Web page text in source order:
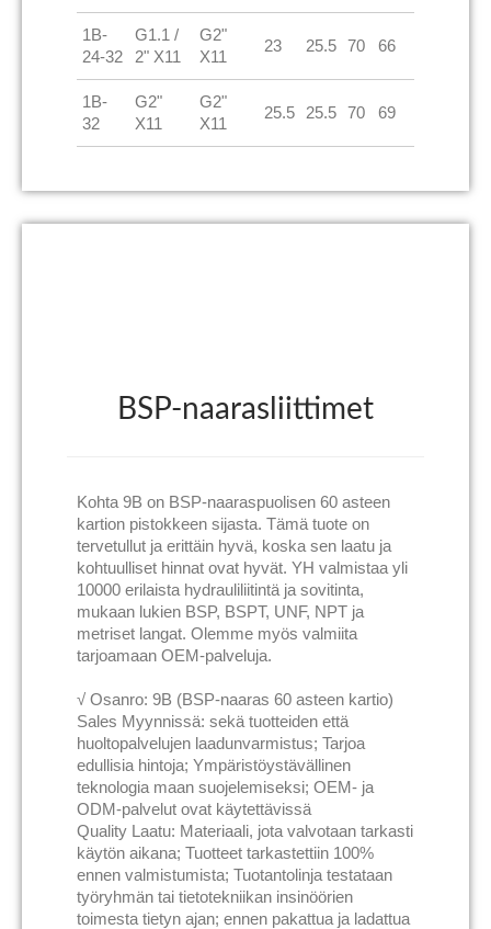
1B-
24-32
G1.1 /
2" X11
G2"
X11
23 25.5 70 66
1B-
32
G2"
X11
G2"
X11
25.5 25.5 70 69
BSP-naarasliittimet
Kohta 9B on BSP-naaraspuolisen 60 asteen
kartion pistokkeen sijasta. Tämä tuote on
tervetullut ja erittäin hyvä, koska sen laatu ja
kohtuulliset hinnat ovat hyvät. YH valmistaa yli
10000 erilaista hydrauliliitintä ja sovitinta,
mukaan lukien BSP, BSPT, UNF, NPT ja
metriset langat. Olemme myös valmiita
tarjoamaan OEM-palveluja.
√ Osanro: 9B (BSP-naaras 60 asteen kartio)
Sales Myynnissä: sekä tuotteiden että
huoltopalvelujen laadunvarmistus; Tarjoa
edullisia hintoja; Ympäristöystävällinen
teknologia maan suojelemiseksi; OEM- ja
ODM-palvelut ovat käytettävissä
Quality Laatu: Materiaali, jota valvotaan tarkasti
käytön aikana; Tuotteet tarkastettiin 100%
ennen valmistumista; Tuotantolinja testataan
työryhmän tai tietotekniikan insinöörien
toimesta tietyn ajan; ennen pakattua ja ladattua